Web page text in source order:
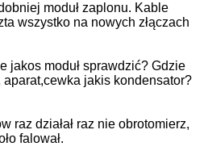
moduł zaplonu. Kable
wszystko na nowych złączach
jakos moduł sprawdzić? Gdzie
aparat,cewka jakis kondensator?
raz działał raz nie obrotomierz,
falował.